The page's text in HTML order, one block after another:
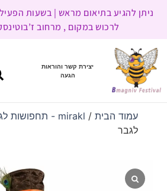
לרכוש במקום , מרחוב ז’בוטינסקי 93, רמת
יצירת קשר והוראות
הגעה
עמוד הבית/ mirakl - תחפושות לגברים
לגבר